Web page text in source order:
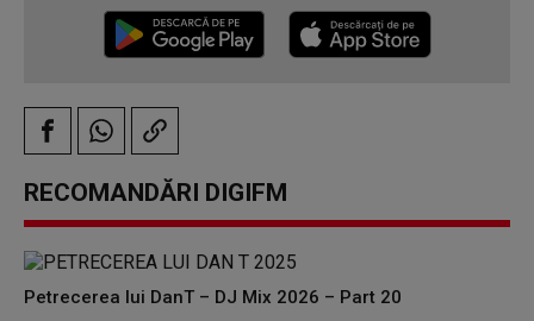
RECOMANDĂRI DIGIFM
Petrecerea lui DanT – DJ Mix 2026 – Part 20